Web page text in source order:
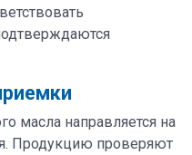
масла направляется на
Продукцию проверяют